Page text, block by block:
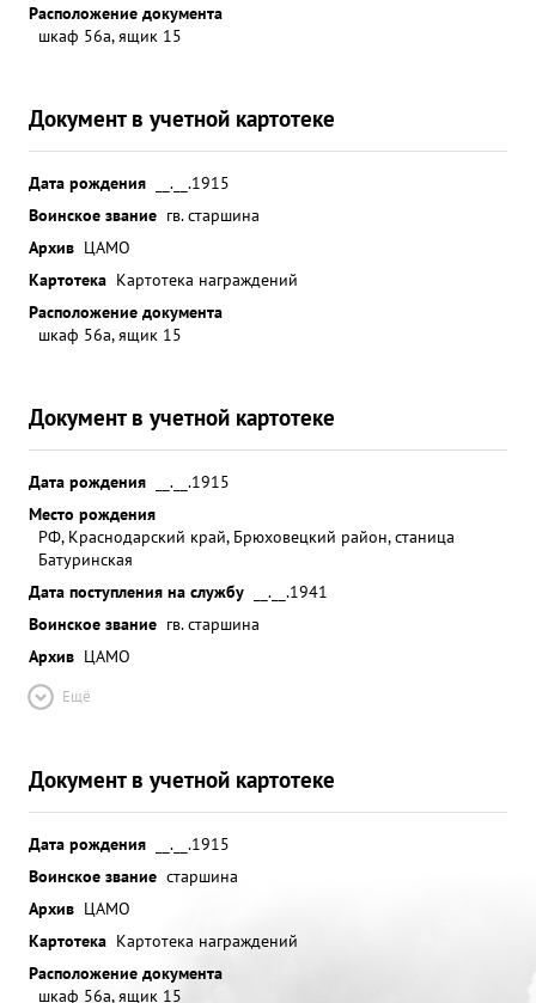
Расположение документа
шкаф 56а, ящик 15
Документ в учетной картотеке
Дата рождения
__.__.1915
Воинское звание гв. старшина
Архив ЦАМО
Картотека Картотека награждений
Расположение документа
шкаф 56а, ящик 15
Документ в учетной картотеке
Дата рождения
__.__.1915
Место рождения
РФ, Краснодарский край, Брюховецкий район, станица
Батуринская
Дата поступления на службу
__.__.1941
Воинское звание гв. старшина
Архив ЦАМО
Ещё
Документ в учетной картотеке
Дата рождения
__.__.1915
Воинское звание старшина
Архив ЦАМО
Картотека Картотека награждений
Расположение документа
шкаф 56а, ящик 15